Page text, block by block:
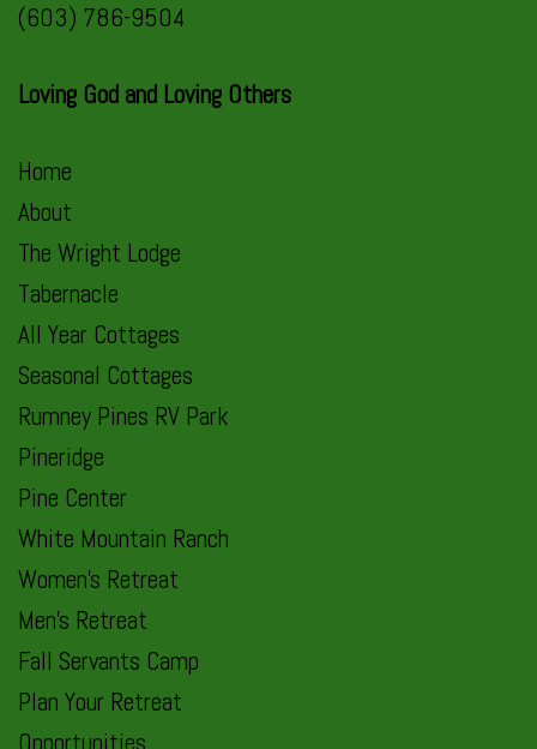
(603) 786-9504
Loving God and Loving Others
Home
About
The Wright Lodge
Tabernacle
All Year Cottages
Seasonal Cottages
Rumney Pines RV Park
Pineridge
Pine Center
White Mountain Ranch
Women’s Retreat
Men’s Retreat
Fall Servants Camp
Plan Your Retreat
Opportunities